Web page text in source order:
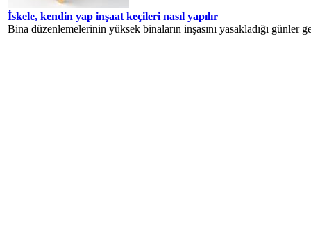
İskele, kendin yap inşaat keçileri nasıl yapılır
Bina düzenlemelerinin yüksek binaların inşasını yasakladığı günler